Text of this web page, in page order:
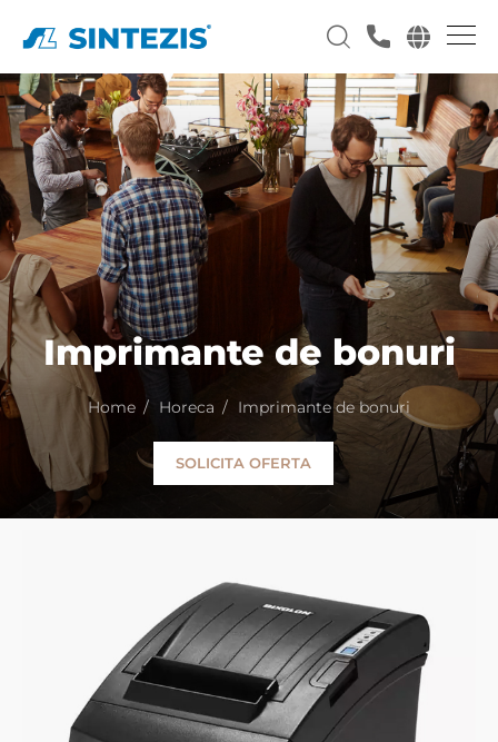
Imprimante de bonuri
Home Horeca Imprimante de bonuri
SOLICITA OFERTA